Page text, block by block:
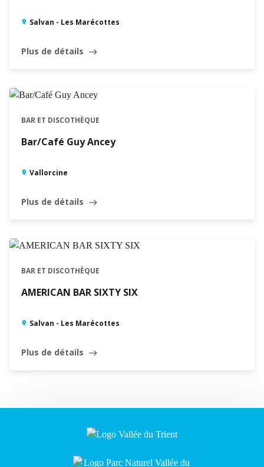
Salvan - Les Marécottes
Plus de détails east
BAR ET DISCOTHÈQUE
Bar/Café Guy Ancey
Vallorcine
Plus de détails east
BAR ET DISCOTHÈQUE
AMERICAN BAR SIXTY SIX
Salvan - Les Marécottes
Plus de détails east